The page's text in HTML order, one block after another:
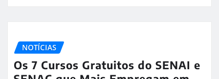
NOTÍCIAS
Os 7 Cursos Gratuitos do SENAI e